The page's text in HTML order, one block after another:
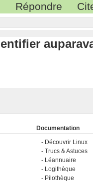
Répondre
Documentation
Découvrir Linux
Trucs & Astuces
Léannuaire
Logithèque
Pilothèque